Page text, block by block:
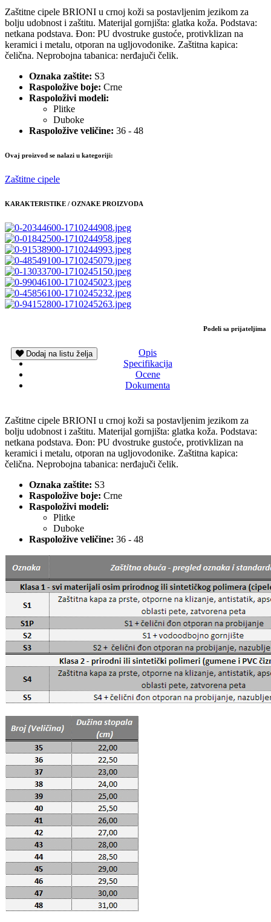
Zaštitne cipele BRIONI u crnoj koži sa postavljenim jezikom za
bolju udobnost i zaštitu. Materijal gornjišta: glatka koža. Podstava:
netkana podstava. Đon: PU dvostruke gustoće, protivklizan na
keramici i metalu, otporan na ugljovodonike. Zaštitna kapica:
čelična. Neprobojna tabanica: nerđajuči čelik.
Oznaka zaštite: S3
Raspoložive boje: Crne
Raspoloživi modeli:
Plitke
Duboke
Raspoložive veličine: 36 - 48
Ovaj proizvod se nalazi u kategoriji:
Zaštitne cipele
KARAKTERISTIKE / OZNAKE PROIZVODA
Podeli sa prijateljima
Dodaj na listu želja
Opis
Specifikacija
Ocene
Dokumenta
Zaštitne cipele BRIONI u crnoj koži sa postavljenim jezikom za
bolju udobnost i zaštitu. Materijal gornjišta: glatka koža. Podstava:
netkana podstava. Đon: PU dvostruke gustoće, protivklizan na
keramici i metalu, otporan na ugljovodonike. Zaštitna kapica:
čelična. Neprobojna tabanica: nerđajuči čelik.
Oznaka zaštite: S3
Raspoložive boje: Crne
Raspoloživi modeli:
Plitke
Duboke
Raspoložive veličine: 36 - 48